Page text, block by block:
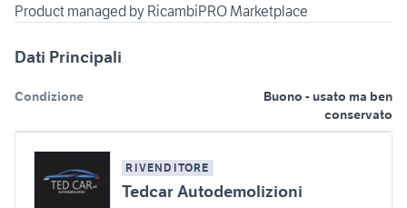
Product managed by RicambiPRO Marketplace
Dati Principali
Condizione
Buono - usato ma ben
conservato
RIVENDITORE
Tedcar Autodemolizioni